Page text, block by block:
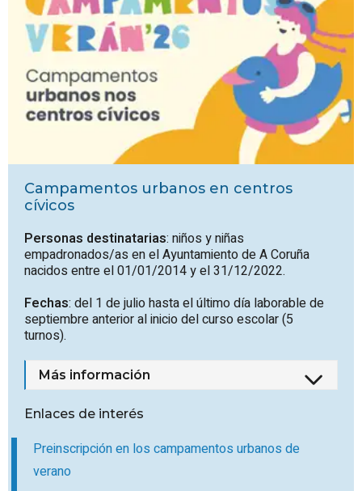
Campamentos urbanos en centros
cívicos
Personas destinatarias: niños y niñas
empadronados/as en el Ayuntamiento de A Coruña
nacidos entre el 01/01/2014 y el 31/12/2022.
Fechas: del 1 de julio hasta el último día laborable de
septiembre anterior al inicio del curso escolar (5
turnos).
Más información
Enlaces de interés
Preinscripción en los campamentos urbanos de
verano